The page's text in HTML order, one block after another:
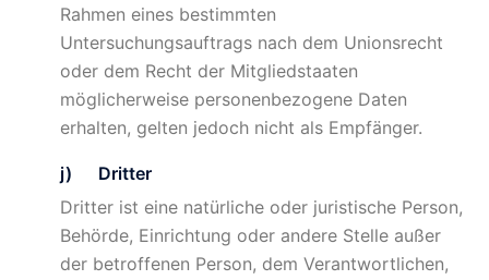
Rahmen eines bestimmten
Untersuchungsauftrags nach dem Unionsrecht
oder dem Recht der Mitgliedstaaten
möglicherweise personenbezogene Daten
erhalten, gelten jedoch nicht als Empfänger.
j) Dritter
Dritter ist eine natürliche oder juristische Person,
Behörde, Einrichtung oder andere Stelle außer
der betroffenen Person, dem Verantwortlichen,